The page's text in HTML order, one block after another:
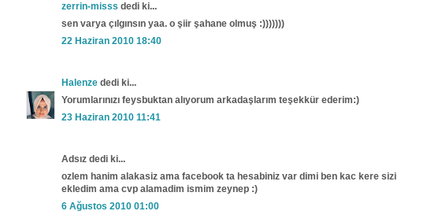
zerrin-misss dedi ki...
sen varya çılgınsın yaa. o şiir şahane olmuş :)))))))
22 Haziran 2010 18:40
Halenze dedi ki...
Yorumlarınızı feysbuktan alıyorum arkadaşlarım teşekkür ederim:)
23 Haziran 2010 11:41
Adsız dedi ki...
ozlem hanim alakasiz ama facebook ta hesabiniz var dimi ben kac kere sizi
ekledim ama cvp alamadim ismim zeynep :)
6 Ağustos 2010 01:00